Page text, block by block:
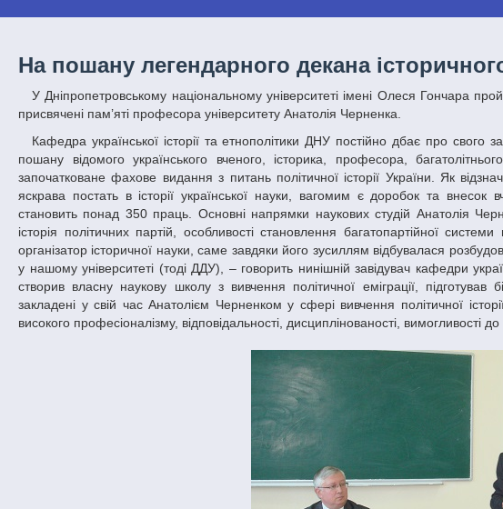
На пошану легендарного декана
У Дніпропетровському національному університеті імені Олеся Гончара пройшли П’яті наукові читання «Питання політичної історії України»,
присвячені пам’яті професора університету Анатолія Черненка.
Кафедра української історії та етнополітики ДНУ постійно дбає про свого засновника. Зокрема, у 2006 році були започатковані читання на
пошану відомого українського вченого, історика, професора,
започатковане фахове видання з питань політичної історії України. Як
яскрава постать в історії української науки, вагомим є доробок та внесок
становить понад 350 праць. Основні напрямки наукових студій Анатолія
історія політичних партій, особливості становлення багатопартійної
організатор історичної науки, саме завдяки його зусиллям відбувалася
у нашому університеті (тоді ДДУ), – говорить нинішній завідувач кафедри
створив власну наукову школу з вивчення політичної еміграції,
закладені у свій час Анатолієм Черненком у сфері вивчення політичної
високого професіоналізму, відповідальності, дисциплінованості, вимогливості